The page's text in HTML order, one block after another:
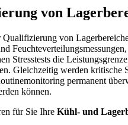
von
Qualifizierung von
Stresstests die
Gleichzeitig werden kritische
permanent
können.
für Sie Ihre Kühl- und